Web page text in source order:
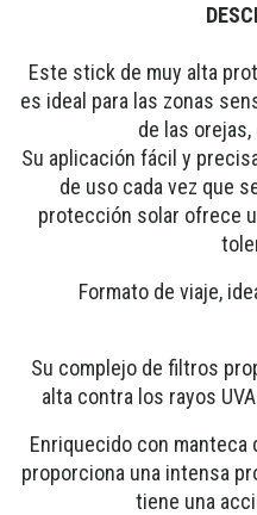
Este stick de muy alta
es ideal para las zonas
de las
Su aplicación fácil y
de uso cada vez que
protección solar ofrece
Formato de viaje,
Su complejo de filtros
alta contra los rayos
Enriquecido con manteca
proporciona una intensa
tiene una